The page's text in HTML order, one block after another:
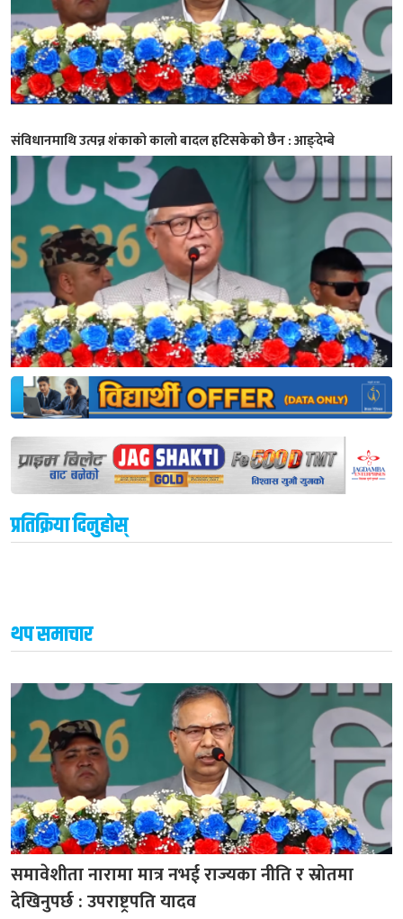
संविधानमाथि उत्पन्न शंकाको कालो बादल हटिसकेको छैन : आङ्देम्बे
प्रतिक्रिया दिनुहोस्
थप समाचार
समावेशीता नारामा मात्र नभई राज्यका नीति र स्रोतमा
देखिनुपर्छ : उपराष्ट्रपति यादव